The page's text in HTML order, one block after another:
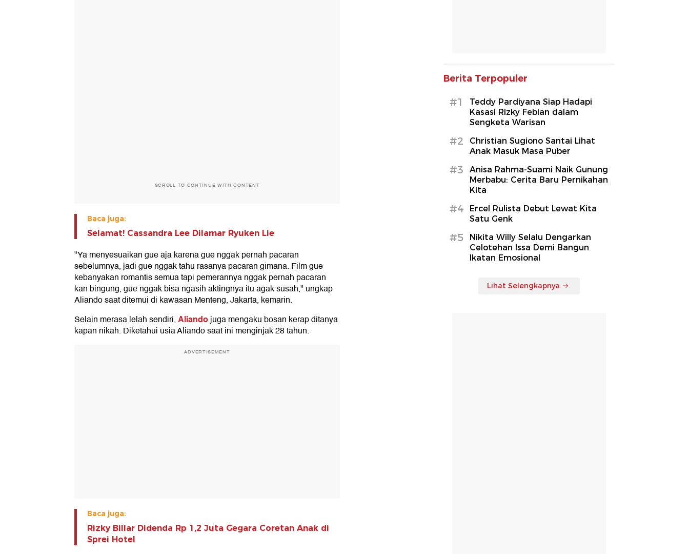
SCROLL TO CONTINUE WITH CONTENT
Baca juga:
Selamat! Cassandra Lee Dilamar Ryuken Lie
"Ya menyesuaikan gue aja karena gue nggak pernah pacaran
sebelumnya, jadi gue nggak tahu rasanya pacaran gimana. Film gue
kebanyakan romantis semua tapi pemerannya nggak pernah pacaran
kan bingung, gue nggak bisa ngasih aktingnya itu agak susah," ungkap
Aliando saat ditemui di kawasan Menteng, Jakarta, kemarin.
Selain merasa lelah sendiri,Aliandojuga mengaku bosan kerap ditanya
kapan nikah. Diketahui usia Aliando saat ini menginjak 28 tahun.
ADVERTISEMENT
Baca juga:
Rizky Billar Didenda Rp 1,2 Juta Gegara Coretan Anak di
Sprei Hotel
Berita Terpopuler
#1
Teddy Pardiyana Siap Hadapi
Kasasi Rizky Febian dalam
Sengketa Warisan
#2
Christian Sugiono Santai Lihat
Anak Masuk Masa Puber
#3
Anisa Rahma-Suami Naik Gunung
Merbabu: Cerita Baru Pernikahan
Kita
#4
Ercel Rulista Debut Lewat Kita
Satu Genk
#5
Nikita Willy Selalu Dengarkan
Celotehan Issa Demi Bangun
Ikatan Emosional
Lihat Selengkapnya